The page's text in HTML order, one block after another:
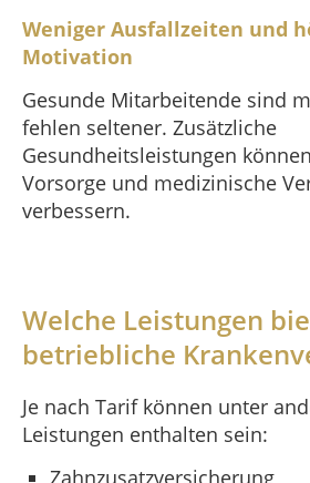
Weniger Ausfallzeiten und
Motivation
Gesunde Mitarbeitende sind
fehlen seltener. Zusätzliche
Gesundheitsleistungen
Vorsorge und medizinische
verbessern.
Welche Leistungen
betriebliche
Je nach Tarif können unter
Leistungen enthalten sein:
Zahnzusatzversicherung